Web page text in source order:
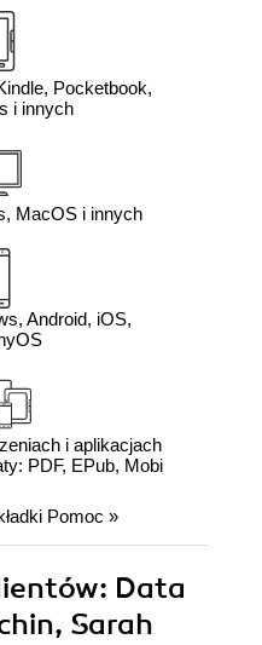
Pocketbook,
i innych
MacOS i innych
Android, iOS,
i aplikacjach
PDF, EPub, Mobi
Pomoc »
Data
Sarah